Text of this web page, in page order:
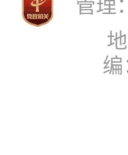
管理
地址：张